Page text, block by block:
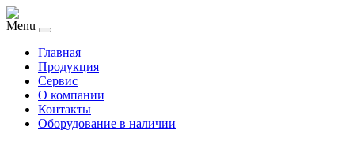
Menu
Главная
Продукция
Сервис
О компании
Контакты
Оборудование в наличии